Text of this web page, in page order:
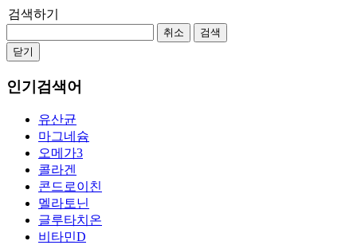
검색하기
취소
검색
닫기
인기검색어
유산균
마그네슘
오메가3
콜라겐
콘드로이친
멜라토닌
글루타치온
비타민D